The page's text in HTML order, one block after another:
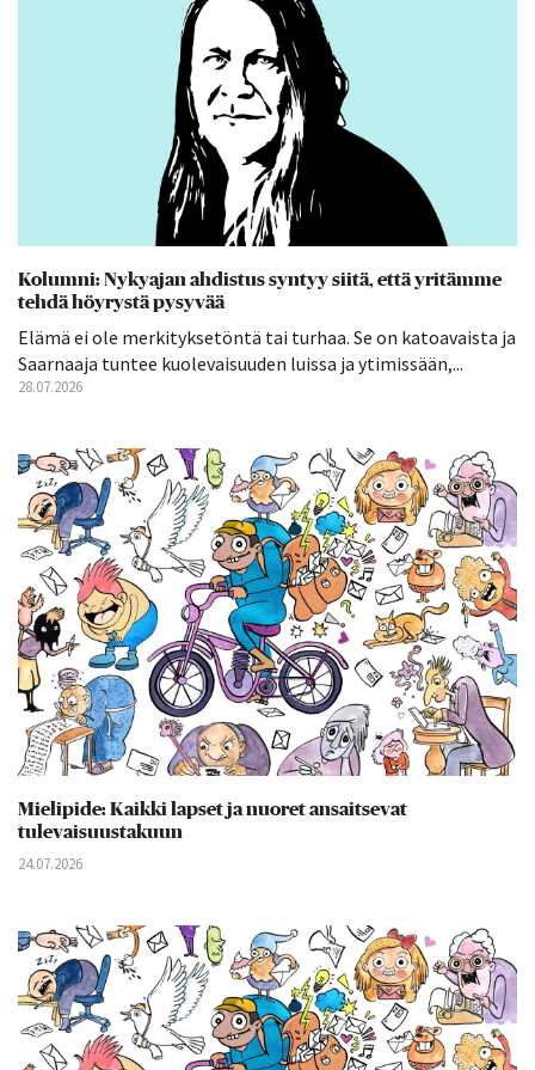
Kolumni: Nykyajan ahdistus syntyy siitä, että yritämme
tehdä höyrystä pysyvää
Elämä ei ole merkityksetöntä tai turhaa. Se on katoavaista ja
Saarnaaja tuntee kuolevaisuuden luissa ja ytimissään,...
28.07.2026
Mielipide: Kaikki lapset ja nuoret ansaitsevat
tulevaisuustakuun
24.07.2026